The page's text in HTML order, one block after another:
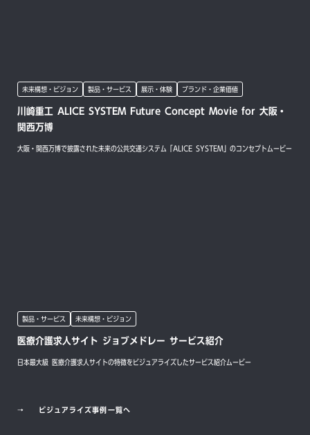
未来構想・ビジョン 製品・サービス 展示・体験 ブランド・企業価値
川崎重工 ALICE SYSTEM Future Concept Movie for 大阪・
関西万博
大阪・関西万博で披露された未来の公共交通システム「ALICE SYSTEM」のコンセプトムービー
製品・サービス 未来構想・ビジョン
医療介護求人サイト ジョブメドレー サービス紹介
日本最大級 医療介護求人サイトの特徴をビジュアライズしたサービス紹介ムービー
→ ビジュアライズ事例一覧へ